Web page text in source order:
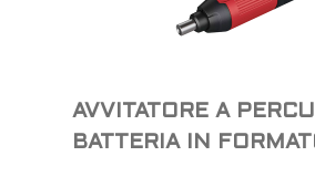
AVVITATORE A
BATTERIA IN